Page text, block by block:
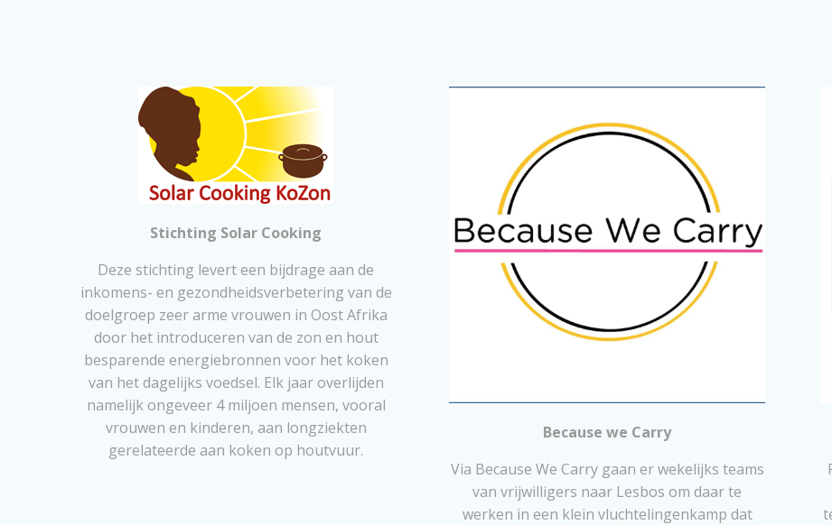
Stichting Solar Cooking
Deze stichting levert een bijdrage aan de
inkomens- en gezondheidsverbetering van de
doelgroep zeer arme vrouwen in Oost Afrika
door het introduceren van de zon en hout
besparende energiebronnen voor het koken
van het dagelijks voedsel. Elk jaar overlijden
namelijk ongeveer 4 miljoen mensen, vooral
vrouwen en kinderen, aan longziekten
gerelateerde aan koken op houtvuur.
Because we Carry
Via Because We Carry gaan er wekelijks teams
van vrijwilligers naar Lesbos om daar te
werken in een klein vluchtelingenkamp dat